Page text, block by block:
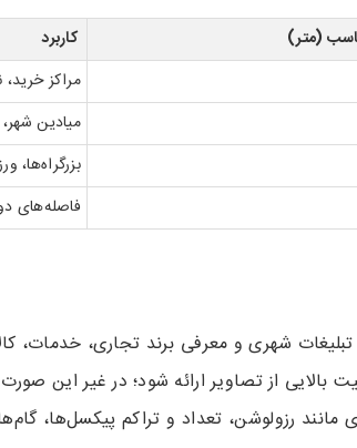
(متر)
کاربرد
مراکز خرید،
میادین
بزرگراه‌ها،
فاصله‌های
تبلیغات شهری و معرفی برند تجاری،
بالایی از تصاویر ارائه شود؛ در غیر این
رزولوشن، تعداد و تراکم پیکسل‌ها،